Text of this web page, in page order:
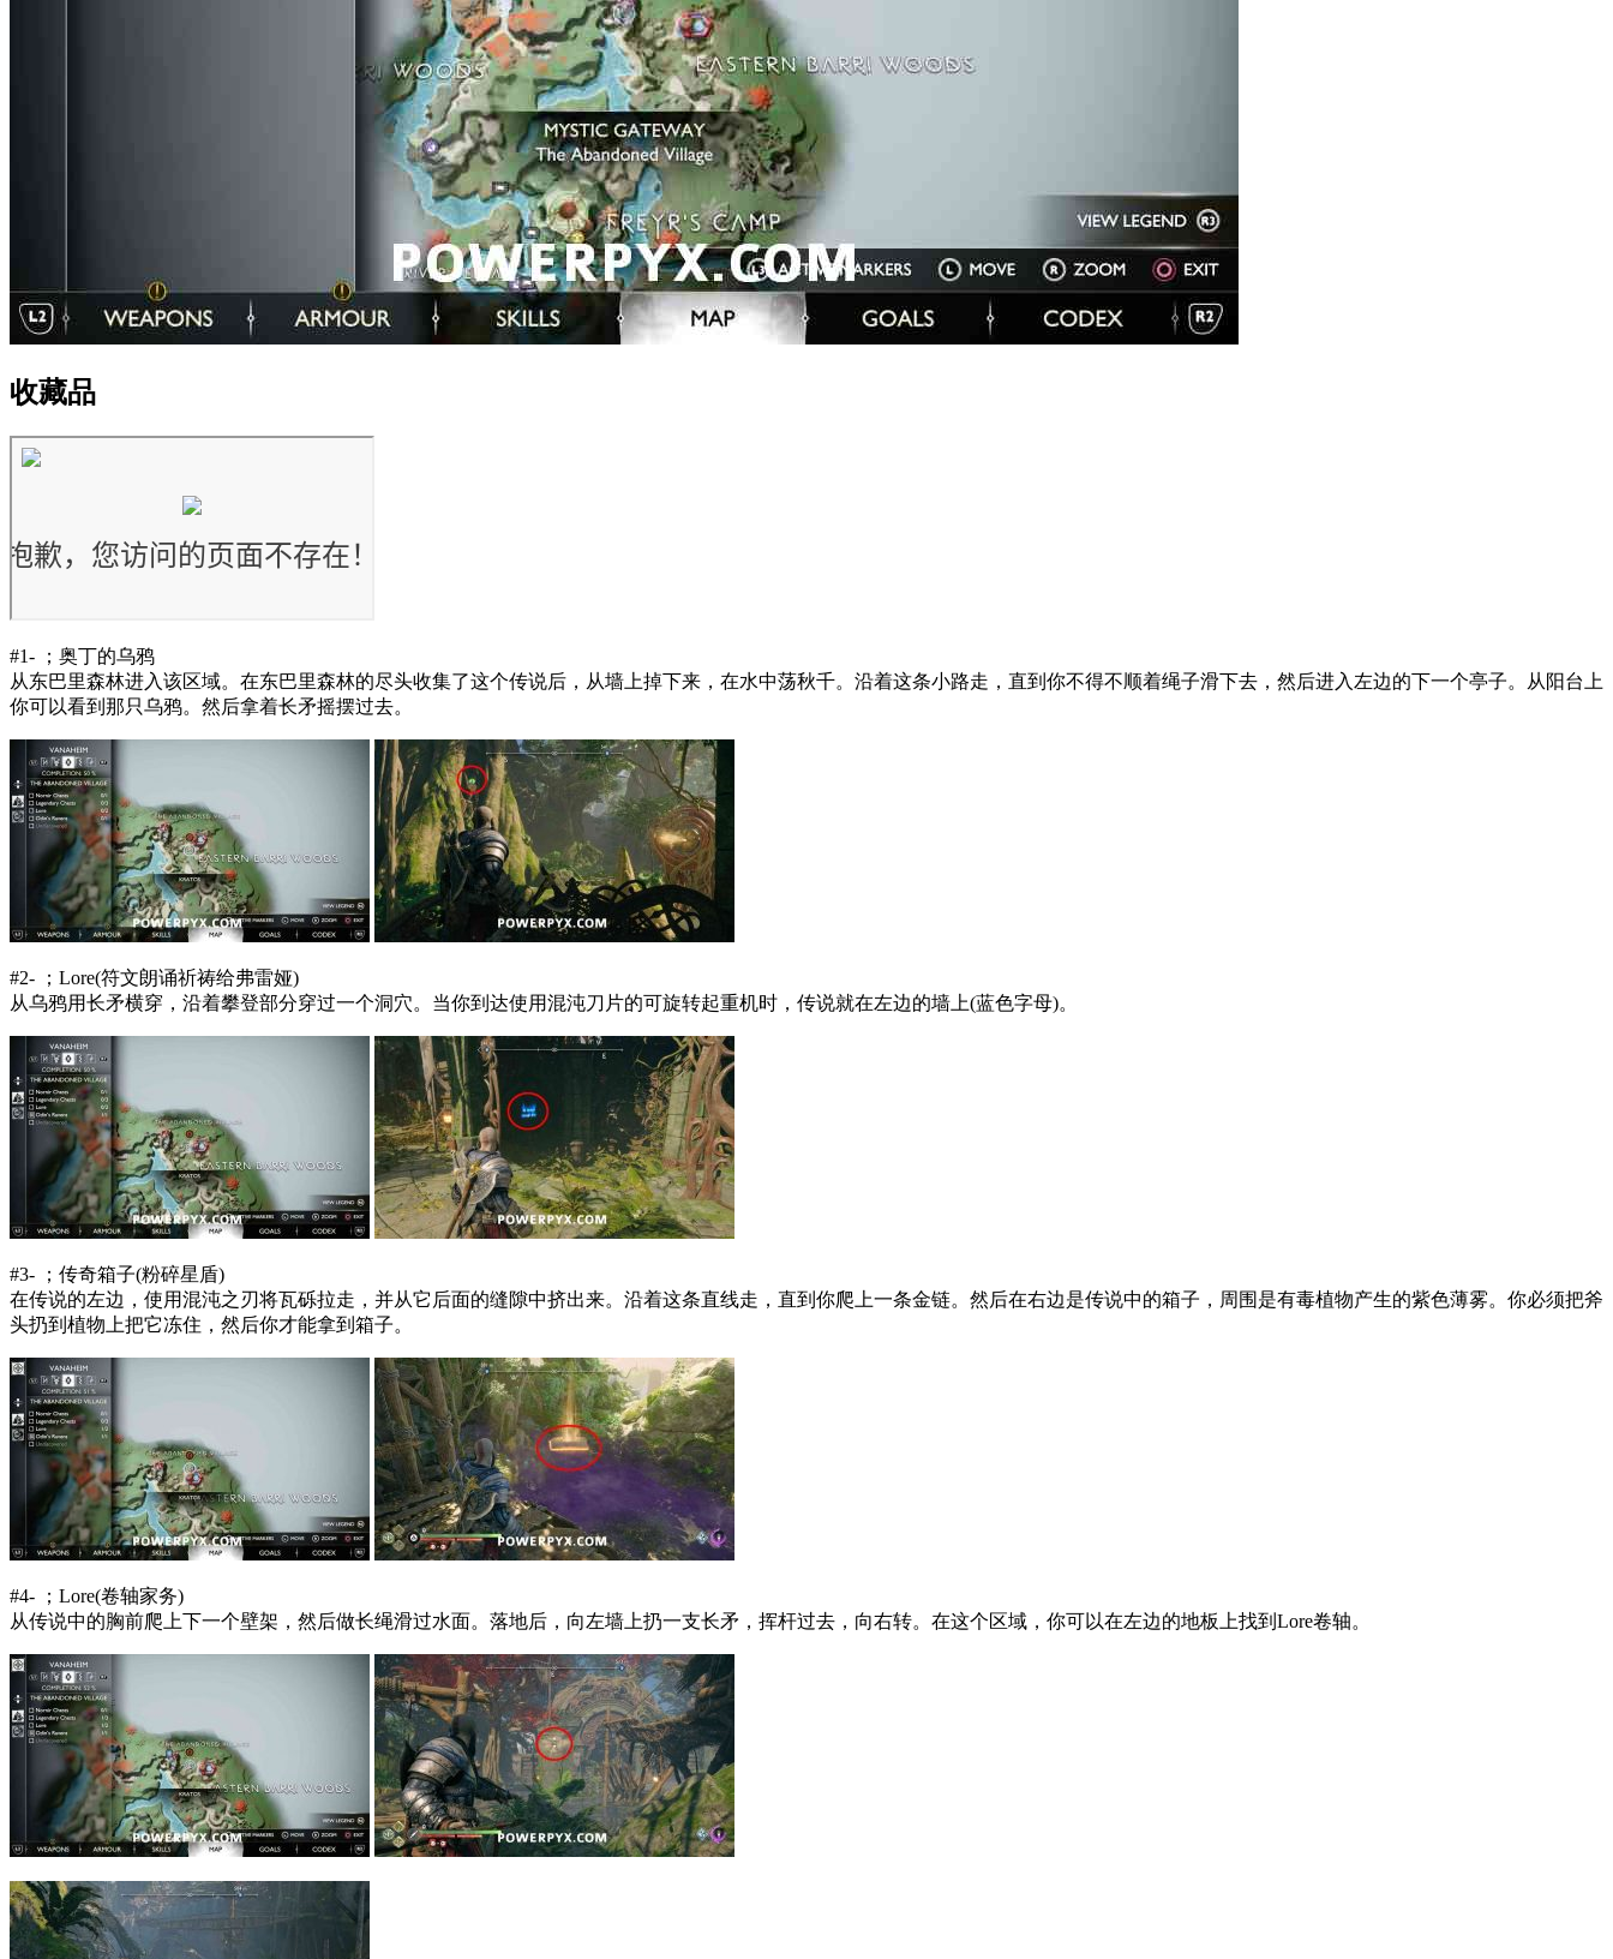
收藏品
#1- ；奥丁的乌鸦
从东巴里森林进入该区域。在东巴里森林的尽头收集了这个传说后，从墙上掉下来，在水中荡秋千。沿着这条小路走，直到你不得不顺着绳子滑下去，然后进入左边的下一个亭子。从阳台上
你可以看到那只乌鸦。然后拿着长矛摇摆过去。
#2- ；Lore(符文朗诵祈祷给弗雷娅)
从乌鸦用长矛横穿，沿着攀登部分穿过一个洞穴。当你到达使用混沌刀片的可旋转起重机时，传说就在左边的墙上(蓝色字母)。
#3- ；传奇箱子(粉碎星盾)
在传说的左边，使用混沌之刃将瓦砾拉走，并从它后面的缝隙中挤出来。沿着这条直线走，直到你爬上一条金链。然后在右边是传说中的箱子，周围是有毒植物产生的紫色薄雾。你必须把斧
头扔到植物上把它冻住，然后你才能拿到箱子。
#4- ；Lore(卷轴家务)
从传说中的胸前爬上下一个壁架，然后做长绳滑过水面。落地后，向左墙上扔一支长矛，挥杆过去，向右转。在这个区域，你可以在左边的地板上找到Lore卷轴。